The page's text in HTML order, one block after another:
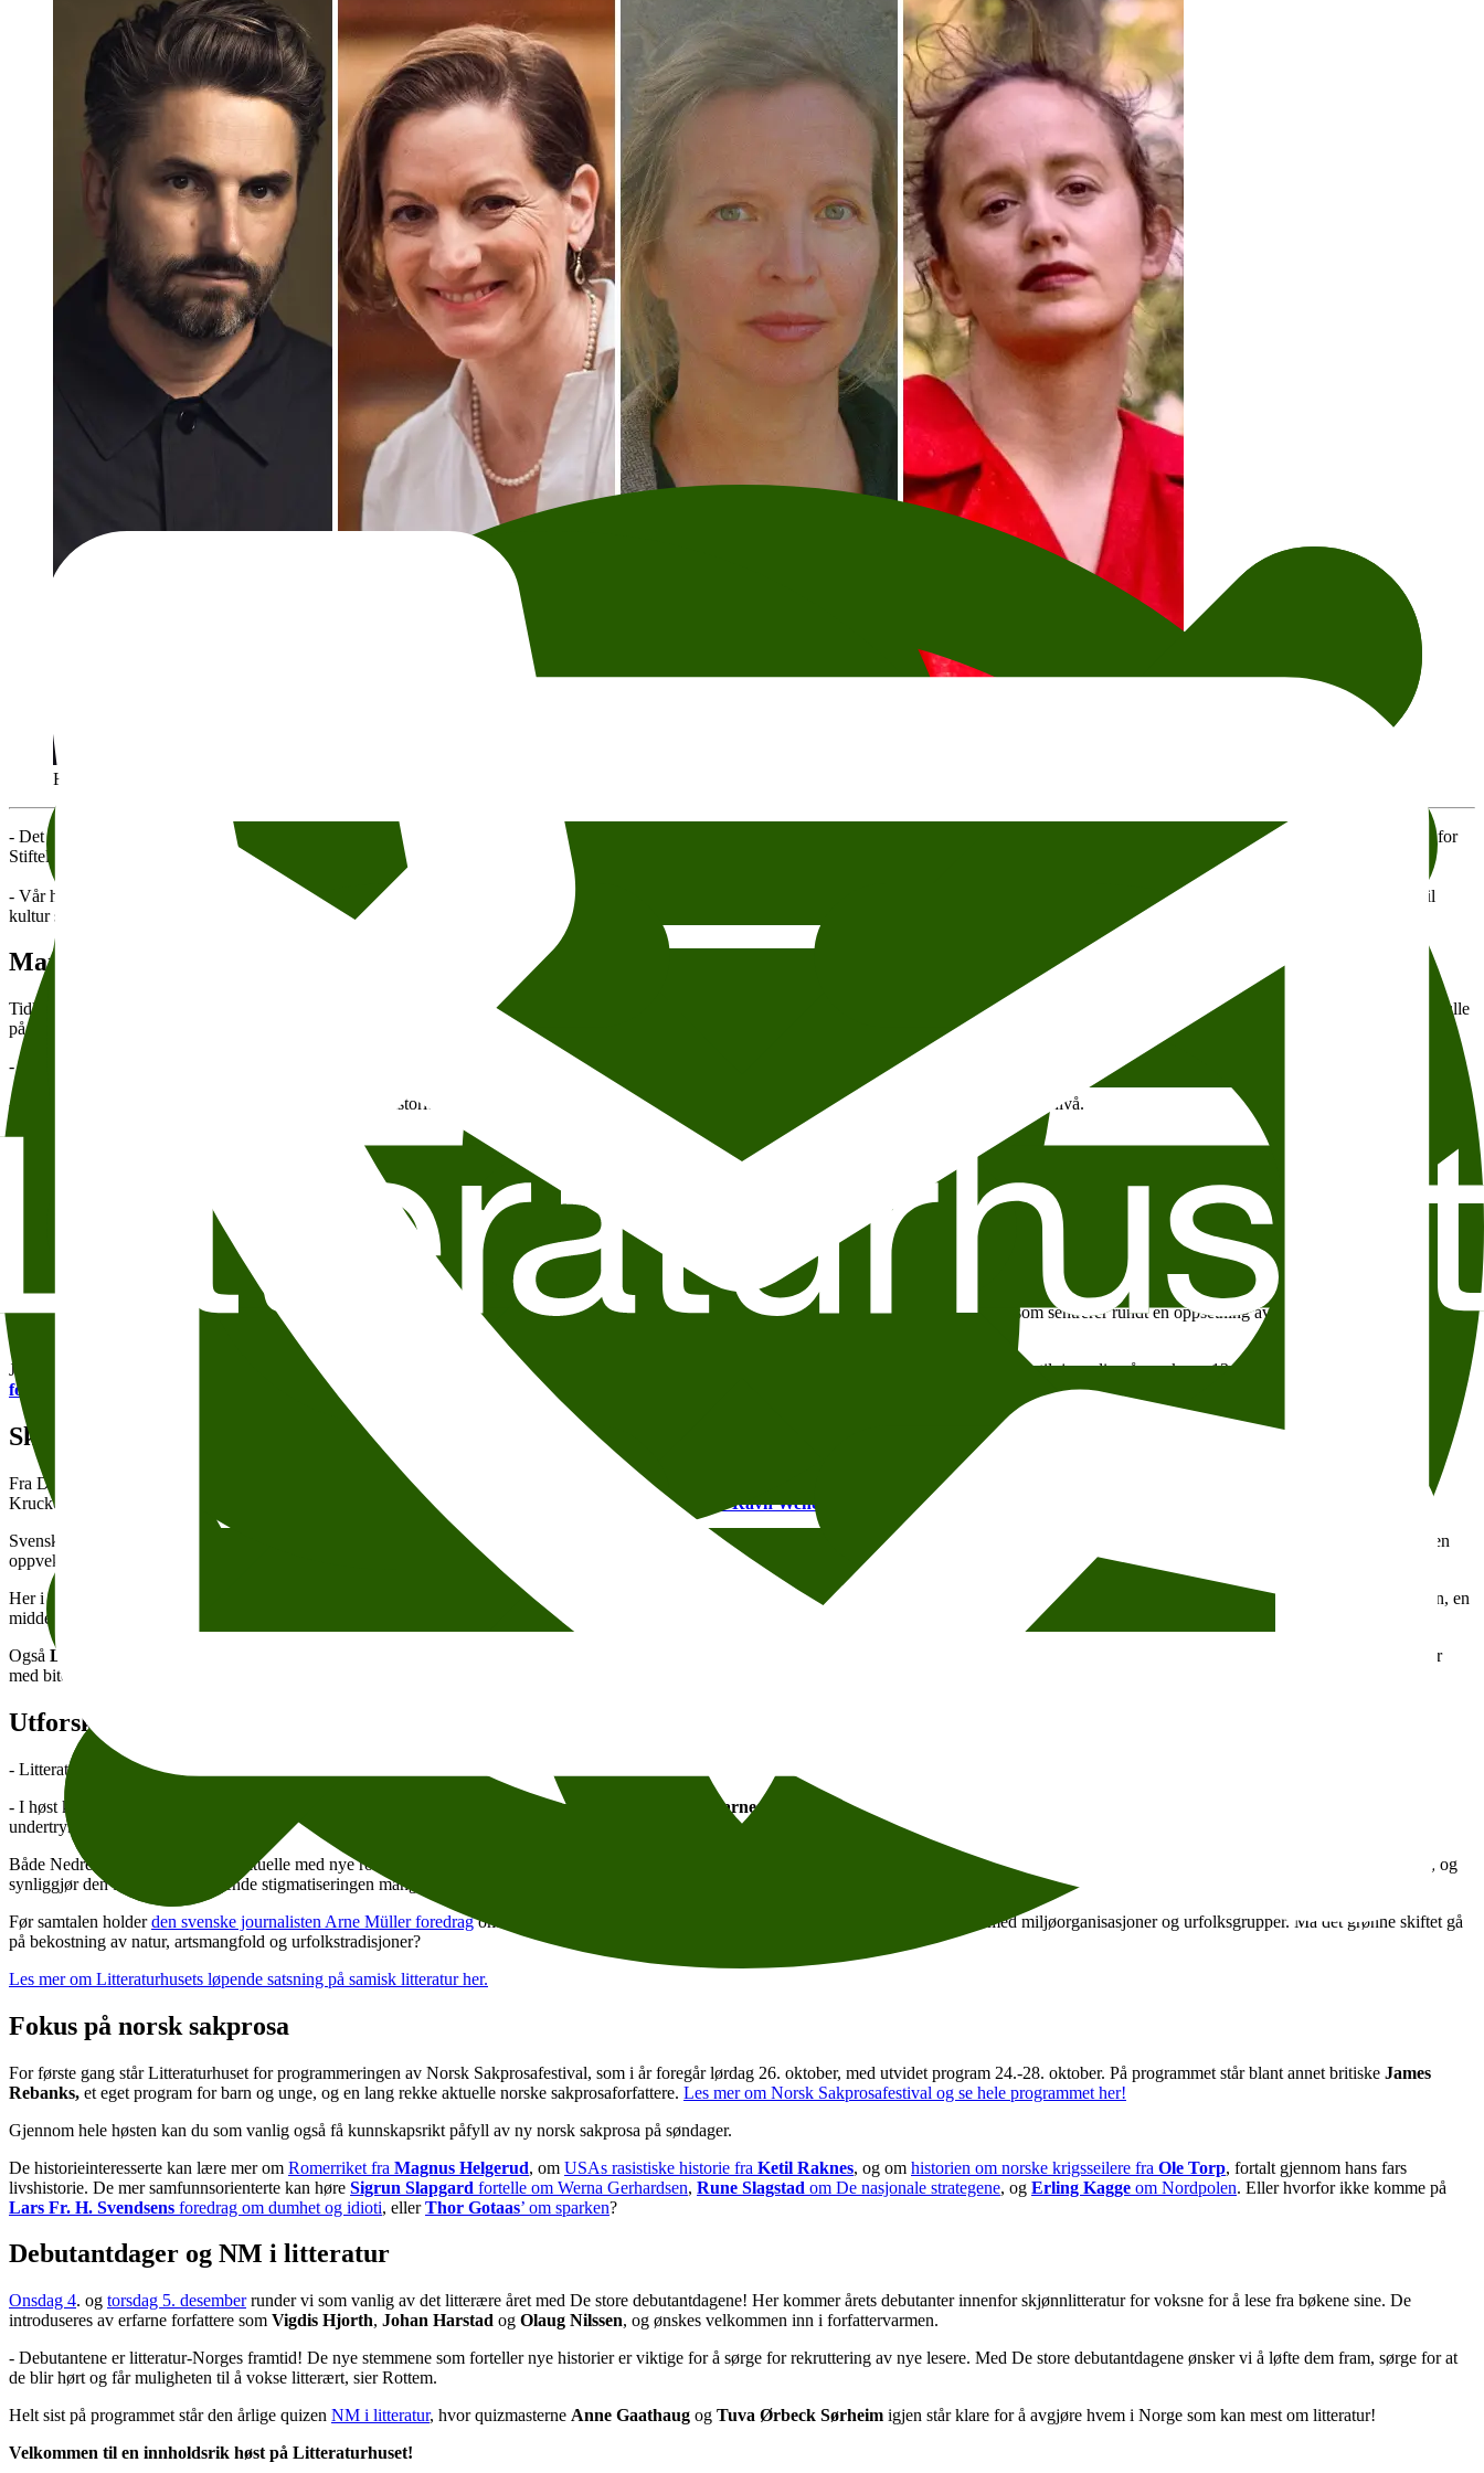
Foto: Joel Nilsson, uten kreditering, Katharina Behling og Sara Galbiati
- Det blir en innholdsrik seinhøst på Litteraturhuset! Over 120 forfattere fordelt på 57 arrangementer står på plakaten de neste tre månedene, så det er bare å glede seg, forteller Susanne Kaluza
, daglig leder for
Stiftelsen Litteraturhuset.
- Vår høstsesong fokuserer på å bringe de virkelig store navnene til Norge, løfte norske forfattere og utforske presserende globale og lokale temaer. Temaene spenner fra maskulinitet og autoritære regimer til
kultur som motstandskamp. Vi dykker også ned i samisk historie, hekseprosesser og Nordpolen. Og et tips: merk deg 26. oktober, som blir hoveddagen på årets rike sakprosafestival, sier Kaluza.
Margaret Atwood og Jenny Erpenbeck
Tidligere i høst kom nyheten om at kanadiske gjester Litteraturhusets program 31. oktober, og i tillegg møter tyske Jenny Erpenbeck
til samtale 2. november. Begge arrangementene ble fulle
på rekordtid, og nå kan vi glede alle med at det også blir
en egen samtale med årets Bookerprisvinner Erpenbeck tirsdag 5. november.
- Jenny Erpenbeck er en original og helt særegen stemme i samtidslitteraturen, sier Litteraturhusets programsjef
- Erpenbeck skriver frem Tysklands og Europas nære historie i en finslipt litterær form, og det blir stadig tydeligere at hun er en forfatter på Nobelpris-nivå.
Men det er bare begynnelsen: På det internasjonale programmet står også polsk-amerikanske Isabella Hammadog britisk-ugandiske Jennifer Makumbi
Anne Applebaum har som forfatter og journalist vært en skarp kritiker av deler av vestlige politikeres bevegelse bort fra demokratiske verdier og prinsipper. I årets ferske utgivelse,
hvordan verdens autokrater samarbeider og lærer av hverandre på tvers av idelogiske og geografiske skillelinjer – og Vesten spiller med.
22. november møter Applebaum Minerva-redaktør og historiker
til samtale på Litteraturhusets scene.
Det blir palestinsk fokus nårIsabella Hammad møter forfatterkollega Priya Bains til samtale 19. november . Hennes nyeste roman Gjenferdet inn
, som sentrerer rundt en oppsetning av Hamlet på Vestbredden, er
en utforskning av identitet og tilhørighet, av kunst som motstandskamp, av samhold og av den smertefulle historien til en familie og et folk.
Jennifer Makumbis kritikerroste roman Kintu ble av flere anmeldere utropt til “Den store ugandiske romanen” da den kom ut. I høst blir den endelig tilgjengelig på norsk, og 13. november møter
forfatter og litteraturviter Bhakti Shringarpure
til en samtale om giftig maskulinitet, en forbannet familie og hva som regnes som “for afrikansk” for europeiske lesere.
Skandinaviske stemmer
Fra Danmark får Litteraturhuset besøk av , som er aktuell med romanen Voksbarnet
. Med utgangspunkt i danske hekseprosesser på 1600-tallet, forteller romanen om adelskvinnen Christenze
Kruckow som ble anklaget for hekseri, alt fortalt gjennom en liten dukke av bivoks.
23. oktober møter Ravn Wencke Mühleisen til samtale om kvinnefellesskap, hekseri og dansk historie.
Svenske
gjorde en brakdebut med den selvbiografiske romanen
, som blant annet ble tildelt Augustpriset i Sverige. Boka følger gutten Andrev over syv år med syv ulike fedre, en
oppvekst preget av rus, vold og ustabile omsorgspersoner.
Walden møter Maria Kjos Fonn til samtale 13. november.
Her i Norge har
høstet store lovord for sin nyeste roman Ikke mennesker jeg kan regne med, hans første på åtte år. I kjent harselerende Andreassen-stil forteller romanen om Linda Hansen, en
middelaldrende tobarnsmor som blir forlatt av sin mann for en yngre kvinne, og opplever at hele livet raser sammen.
Andreassen møter forfatterkollega Marie Aubert til samtale 9. oktober.
Også Line Baugstø
. Romanen gir et nytt blikk på bestemorrollen, og tar opp temaer som overgangsalderen, generasjonsskiller og sosiale medier
med bitende satire og fandenivoldsk energi.
Utforskning av samisk historie og identitet
- Litteraturhuset har over flere år gjort et kontinuerlig arbeid med å øke kunnskapen om historie og litteratur fra Sápmi, også på tvers av det som er nasjonale stater i dag, sier Kaluza.
- I høst kan du derfor blant annet høre norsk-samiske
og svensk-samiske Tina Harnesk
. Begge hører til en ny generasjon forfattere som fra ulike vinkler belyser den historiske
undertrykkelsen av samer.
Både Nedredjord og Harnesk er aktuelle med nye romaner i høst,
, som utforsker samisk identitet og historie, tar et oppgjør med den historiske samepolitikken i hvert sitt land, og
synliggjør den fortsatt vedhengende stigmatiseringen mange samer opplever i dag.
Før samtalen holderden svenske journalisten Arne Müller foredragom framveksten av grønn industri i nord, og de medfølgende konfliktene med miljøorganisasjoner og urfolksgrupper. Må det grønne skiftet gå
på bekostning av natur, artsmangfold og urfolkstradisjoner?
Les mer om Litteraturhusets løpende satsning på samisk litteratur her.
Fokus på norsk sakprosa
For første gang står Litteraturhuset for programmeringen av Norsk Sakprosafestival, som i år foregår lørdag 26. oktober, med utvidet program 24.-28. oktober. På programmet står blant annet britiske James
Rebanks, et eget program for barn og unge, og en lang rekke aktuelle norske sakprosaforfattere. Les mer om Norsk Sakprosafestival og se hele programmet her!
Gjennom hele høsten kan du som vanlig også få kunnskapsrikt påfyll av ny norsk sakprosa på søndager.
De historieinteresserte kan lære mer om Romerriket fra Magnus Helgerud, om USAs rasistiske historie fra Ketil Raknes, og om historien om norske krigsseilere fra Ole Torp, fortalt gjennom hans fars
livshistorie. De mer samfunnsorienterte kan høre Sigrun Slapgard fortelle om Werna Gerhardsen, Rune Slagstad om De nasjonale strategene, og Erling Kagge om Nordpolen. Eller hvorfor ikke komme på
Lars Fr. H. Svendsens foredrag om dumhet og idioti, ellerThor Gotaas’ om sparken?
Debutantdager og NM i litteratur
Onsdag 4. og torsdag 5. desemberrunder vi som vanlig av det litterære året med De store debutantdagene! Her kommer årets debutanter innenfor skjønnlitteratur for voksne for å lese fra bøkene sine. De
introduseres av erfarne forfattere som Vigdis Hjorth, Johan Harstad og Olaug Nilssen, og ønskes velkommen inn i forfattervarmen.
- Debutantene er litteratur-Norges framtid! De nye stemmene som forteller nye historier er viktige for å sørge for rekruttering av nye lesere. Med De store debutantdagene ønsker vi å løfte dem fram, sørge for at
de blir hørt og får muligheten til å vokse litterært, sier Rottem.
Helt sist på programmet står den årlige quizen NM i litteratur, hvor quizmasterne Anne Gaathaug og Tuva Ørbeck Sørheim igjen står klare for å avgjøre hvem i Norge som kan mest om litteratur!
Velkommen til en innholdsrik høst på Litteraturhuset!